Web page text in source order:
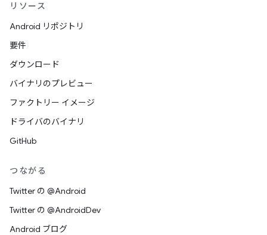
リソース
Android リポジトリ
要件
ダウンロード
バイナリのプレビュー
ファクトリー イメージ
ドライバのバイナリ
GitHub
つながる
Twitter の @Android
Twitter の @AndroidDev
Android ブログ